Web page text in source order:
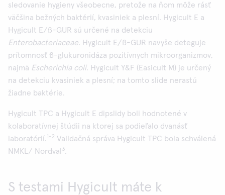
sledovanie hygieny všeobecne, pretože na ňom môže rásť
väčšina bežných baktérií, kvasiniek a plesní. Hygicult E a
Hygicult E/ß-GUR sú určené na detekciu
Enterobacteriaceae. Hygicult E/ß-GUR navyše deteguje
prítomnosť ß-glukuronidáza pozitívnych mikroorganizmov,
najmä Escherichia coli. Hygicult Y&F (Easicult M) je určený
na detekciu kvasiniek a plesní; na tomto slide nerastú
žiadne baktérie.
Hygicult TPC a Hygicult E dipslidy boli hodnotené v
kolaboratívnej štúdii na ktorej sa podieľalo dvanásť
laboratórií.1-2 Validačná správa Hygicult TPC bola schválená
NMKL/ Nordval 3.
S testami Hygicult máte k